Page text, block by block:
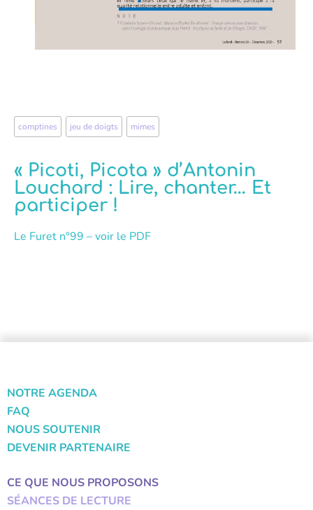
comptines jeu de doigts mimes
« Picoti, Picota » d’Antonin
Louchard : Lire, chanter… Et
participer !
Le Furet n°99 – voir le PDF
NOTRE AGENDA
FAQ
NOUS SOUTENIR
DEVENIR PARTENAIRE
CE QUE NOUS PROPOSONS
SÉANCES DE LECTURE